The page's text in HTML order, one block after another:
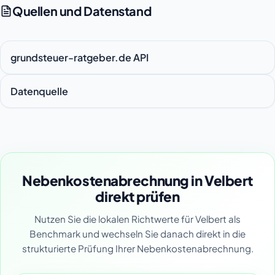
Quellen und Datenstand
grundsteuer-ratgeber.de API
Datenquelle
Nebenkostenabrechnung in Velbert
direkt prüfen
Nutzen Sie die lokalen Richtwerte für Velbert als
Benchmark und wechseln Sie danach direkt in die
strukturierte Prüfung Ihrer Nebenkostenabrechnung.